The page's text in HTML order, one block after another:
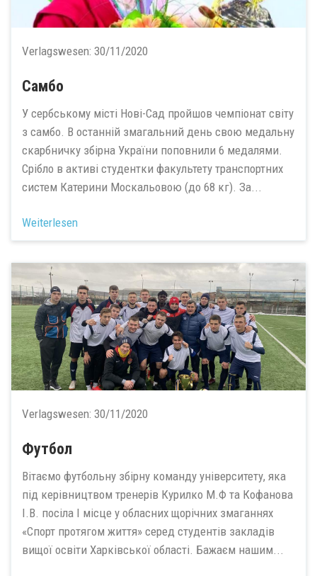
Verlagswesen: 30/11/2020
Самбо
У сербському місті Нові-Сад пройшов чемпіонат світу
з самбо. В останній змагальний день свою медальну
скарбничку збірна України поповнили 6 медалями.
Срібло в активі студентки факультету транспортних
систем Катерини Москальовою (до 68 кг). За...
Weiterlesen
Verlagswesen: 30/11/2020
Футбол
Вітаємо футбольну збірну команду університету, яка
під керівництвом тренерів Курилко М.Ф та Кофанова
І.В. посіла І місце у обласних щорічних змаганнях
«Спорт протягом життя» серед студентів закладів
вищої освіти Харківської області. Бажаєм нашим...